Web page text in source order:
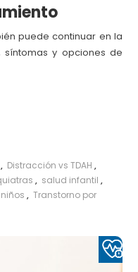
puede continuar en la
síntomas y opciones de
, Distracción vs TDAH ,
, salud infantil ,
niños , Transtorno por